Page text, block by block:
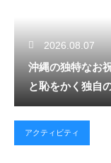
2026.08.07
沖縄の独特なお
と恥をかく独自
アクティビティ